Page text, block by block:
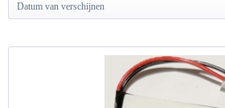
Datum van verschijnen